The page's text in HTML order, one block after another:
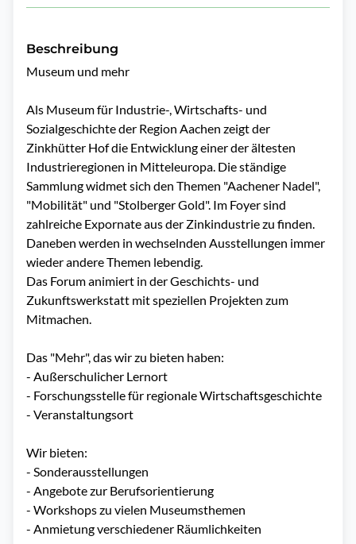
Beschreibung
Museum und mehr
Als Museum für Industrie-, Wirtschafts- und
Sozialgeschichte der Region Aachen zeigt der
Zinkhütter Hof die Entwicklung einer der ältesten
Industrieregionen in Mitteleuropa. Die ständige
Sammlung widmet sich den Themen "Aachener Nadel",
"Mobilität" und "Stolberger Gold". Im Foyer sind
zahlreiche Expornate aus der Zinkindustrie zu finden.
Daneben werden in wechselnden Ausstellungen immer
wieder andere Themen lebendig.
Das Forum animiert in der Geschichts- und
Zukunftswerkstatt mit speziellen Projekten zum
Mitmachen.
Das "Mehr", das wir zu bieten haben:
- Außerschulicher Lernort
- Forschungsstelle für regionale Wirtschaftsgeschichte
- Veranstaltungsort
Wir bieten:
- Sonderausstellungen
- Angebote zur Berufsorientierung
- Workshops zu vielen Museumsthemen